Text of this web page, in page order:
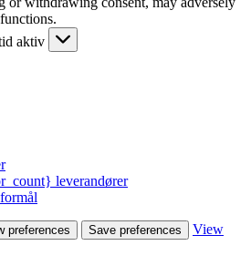
aktiv
leverandører
preferences Save preferences
View